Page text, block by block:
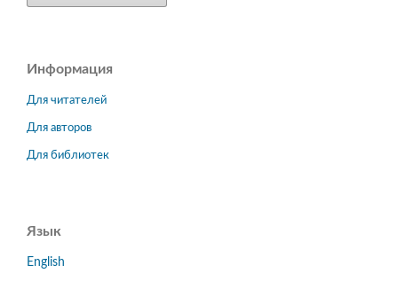
Информация
Для читателей
Для авторов
Для библиотек
Язык
English